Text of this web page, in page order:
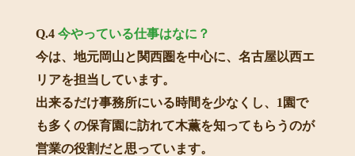
Q.4 今やっている仕事はなに？
今は、地元岡山と関西圏を中心に、名古屋以西エ
リアを担当しています。
出来るだけ事務所にいる時間を少なくし、1園で
も多くの保育園に訪れて木薫を知ってもらうのが
営業の役割だと思っています。